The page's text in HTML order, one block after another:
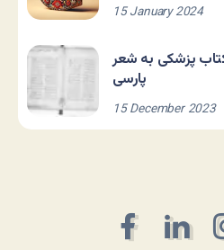
15 January 2024
پزشکی به شعر
پارسی
15 December 2023